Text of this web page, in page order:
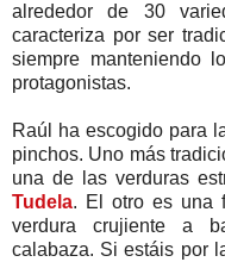
alrededor de 30
caracteriza por ser
siempre manteniendo
protagonistas.
Raúl ha escogido para
pinchos. Uno más
una de las verduras
Tudela. El otro es una
verdura crujiente a
calabaza. Si estáis por